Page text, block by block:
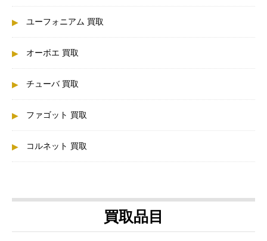
ユーフォニアム 買取
オーボエ 買取
チューバ 買取
ファゴット 買取
コルネット 買取
買取品目